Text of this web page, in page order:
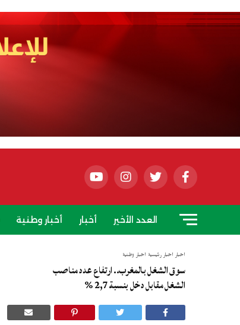
العدد الأخير أخبار أخبار وطنية
أخبار أخبار رئيسية أخبار وطنية
سوق الشغل بالمغرب.. ارتفاع عدد مناصب
الشغل مقابل دخل بنسبة 2,7 %